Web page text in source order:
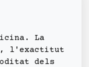
La
l'exactitut
dels